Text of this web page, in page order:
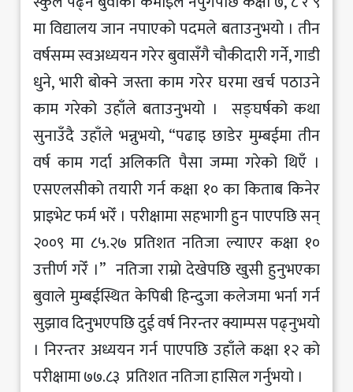
मा विद्यालय जान नपाएको पदमले बताउनुभयो । तीन
वर्षसम्म स्वअध्ययन गरेर बुवासँगै चौकीदारी गर्ने, गाडी
धुने, भारी बोक्ने जस्ता काम गरेर घरमा खर्च पठाउने
काम गरेको उहाँले बताउनुभयो । सङ्घर्षको कथा
सुनाउँदै उहाँले भन्नुभयो, “पढाइ छाडेर मुम्बईमा तीन
वर्ष काम गर्दा अलिकति पैसा जम्मा गरेको थिएँ ।
एसएलसीको तयारी गर्न कक्षा १० का किताब किनेर
प्राइभेट फर्म भरेँ । परीक्षामा सहभागी हुन पाएपछि सन्
२००९ मा ८५.२७ प्रतिशत नतिजा ल्याएर कक्षा १०
उत्तीर्ण गरेँ ।” नतिजा राम्रो देखेपछि खुसी हुनुभएका
बुवाले मुम्बईस्थित केपिबी हिन्दुजा कलेजमा भर्ना गर्न
सुझाव दिनुभएपछि दुई वर्ष निरन्तर क्याम्पस पढ्नुभयो
। निरन्तर अध्ययन गर्न पाएपछि उहाँले कक्षा १२ को
परीक्षामा ७७.८३ प्रतिशत नतिजा हासिल गर्नुभयो ।